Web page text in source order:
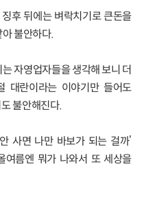
후 뒤에는 벼락치기로 큰돈을
불안하다.
자영업자들을 생각해 보니 더
대란이라는 이야기만 들어도
불안해진다.
사면 나만 바보가 되는 걸까’
여름엔 뭐가 나와서 또 세상을